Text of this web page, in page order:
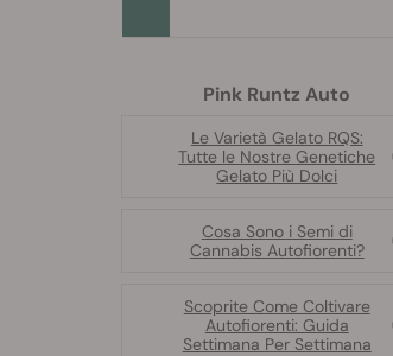
Pink Runtz Auto
Le Varietà Gelato RQS:
Tutte le Nostre Genetiche
Gelato Più Dolci
Cosa Sono i Semi di
Cannabis Autofiorenti?
Scoprite Come Coltivare
Autofiorenti: Guida
Settimana Per Settimana